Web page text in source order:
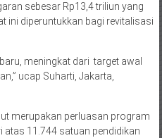
sebesar Rp13,4 triliun yang
ini diperuntukkan bagi revitalisasi
meningkat dari target awal
ucap Suharti, Jakarta,
merupakan perluasan program
atas 11.744 satuan pendidikan